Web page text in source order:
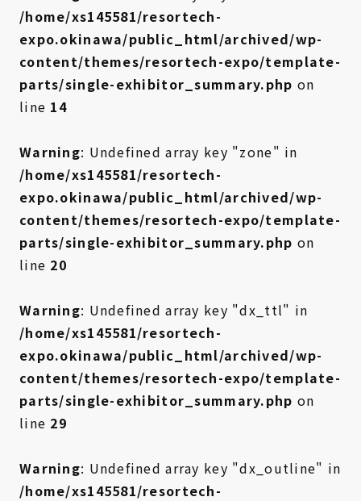
/home/xs145581/resortech-
expo.okinawa/public_html/archived/wp-
content/themes/resortech-expo/template-
parts/single-exhibitor_summary.php on
line 14
Warning: Undefined array key "zone" in
/home/xs145581/resortech-
expo.okinawa/public_html/archived/wp-
content/themes/resortech-expo/template-
parts/single-exhibitor_summary.php on
line 20
Warning: Undefined array key "dx_ttl" in
/home/xs145581/resortech-
expo.okinawa/public_html/archived/wp-
content/themes/resortech-expo/template-
parts/single-exhibitor_summary.php on
line 29
Warning: Undefined array key "dx_outline" in
/home/xs145581/resortech-